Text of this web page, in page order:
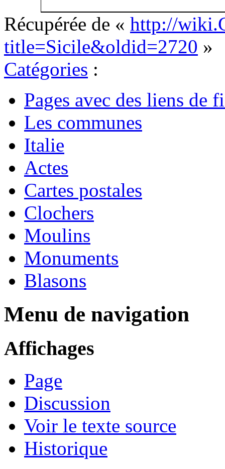
Récupérée de « http://
title=Sicile&oldid=2720 »
Catégories :
Pages avec des liens de
Les communes
Italie
Actes
Cartes postales
Clochers
Moulins
Monuments
Blasons
Menu de navigation
Affichages
Page
Discussion
Voir le texte source
Historique